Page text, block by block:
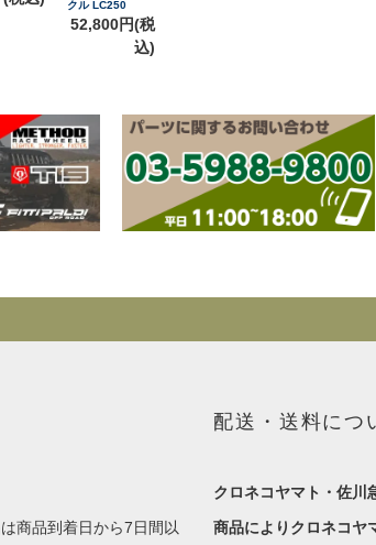
クル LC250
52,800円(税
込)
商品到着日から7日間以
配送・送料につ
クロネコヤマト・佐川
商品によりクロネコヤ